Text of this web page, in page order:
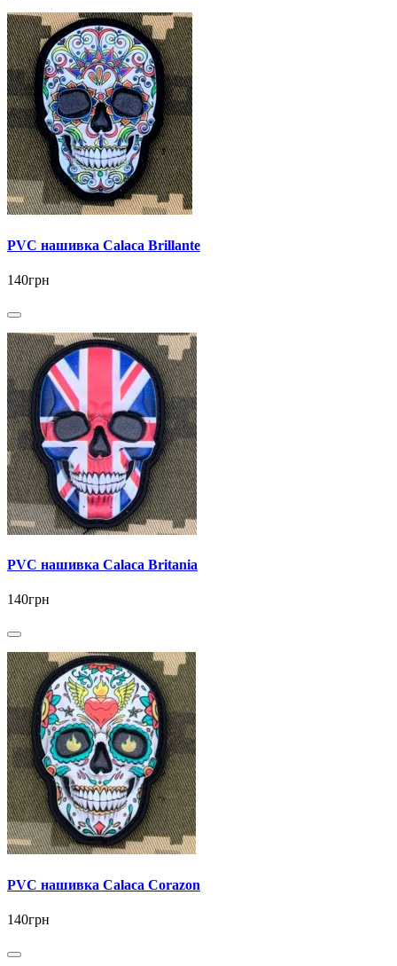
PVC нашивка Calaca Brillante
140грн
PVC нашивка Calaca Britania
140грн
PVC нашивка Calaca Corazon
140грн